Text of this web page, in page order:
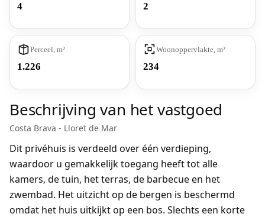
4 2
Perceel, m²
1.226
Woonoppervlakte, m²
234
Beschrijving van het vastgoed
Costa Brava - Lloret de Mar
Dit privéhuis is verdeeld over één verdieping,
waardoor u gemakkelijk toegang heeft tot alle
kamers, de tuin, het terras, de barbecue en het
zwembad. Het uitzicht op de bergen is beschermd
omdat het huis uitkijkt op een bos. Slechts een korte